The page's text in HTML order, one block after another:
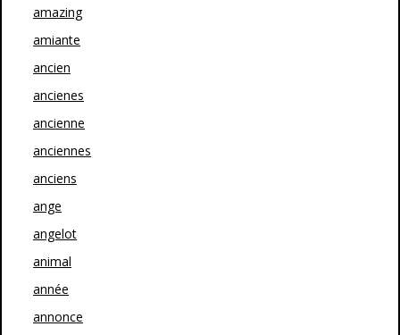
amazing
amiante
ancien
ancienes
ancienne
anciennes
anciens
ange
angelot
animal
année
annonce